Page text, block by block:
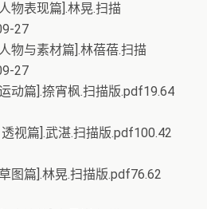
物表现篇].林晃.扫描
27
物与素材篇].林蓓蓓.扫描
27
动篇].捺宵枫.扫描版.pdf19.64
视篇].武湛.扫描版.pdf100.42
图篇].林晃.扫描版.pdf76.62